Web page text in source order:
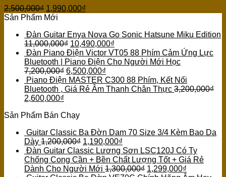
2,500,000₫ 1,990,000₫
Sản Phẩm Mới
Đàn Guitar Enya Nova Go Sonic Hatsune Miku Edition
11,000,000₫ 10,490,000₫
Đàn Piano Điện Victor VT05 88 Phím Cảm Ứng Lực
Bluetooth | Piano Điện Cho Người Mới Học
7,200,000₫ 6,500,000₫
Piano Điện MASTER C300 88 Phím, Kết Nối
Bluetooth , Giá Rẻ Âm Thanh Chân Thực 3,200,000₫
2,600,000₫
Sản Phẩm Bán Chạy
Guitar Classic Ba Đờn Dam 70 Size 3/4 Kèm Bao Da
Dày 1,200,000₫ 1,190,000₫
Đàn Guitar Classic Lương Sơn LSC120J Có Ty
Chống Cong Cần + Bền Chất Lượng Tốt + Giá Rẻ
Dành Cho Người Mới 1,300,000₫ 1,299,000₫